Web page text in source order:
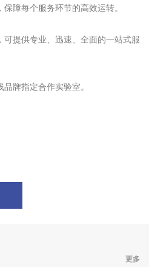
障每个服务环节的高效运转。
提供专业、迅速、全面的一站式服
牌指定合作实验室。
更多